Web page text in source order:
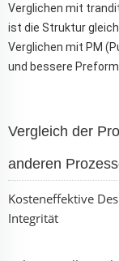
Verglichen mit
ist die Struktur
Verglichen mit PM
und bessere
Vergleich der
anderen
Kosteneffektive
Integrität